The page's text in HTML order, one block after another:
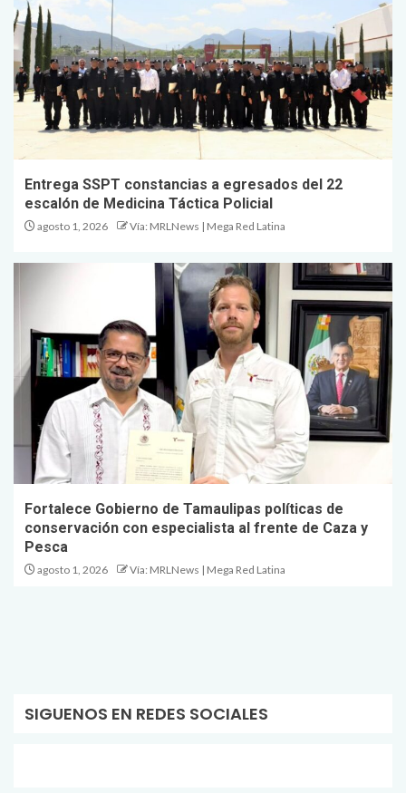
Entrega SSPT constancias a egresados del 22
escalón de Medicina Táctica Policial
agosto 1, 2026 Vía: MRLNews | Mega Red Latina
Fortalece Gobierno de Tamaulipas políticas de
conservación con especialista al frente de Caza y
Pesca
agosto 1, 2026 Vía: MRLNews | Mega Red Latina
SIGUENOS EN REDES SOCIALES